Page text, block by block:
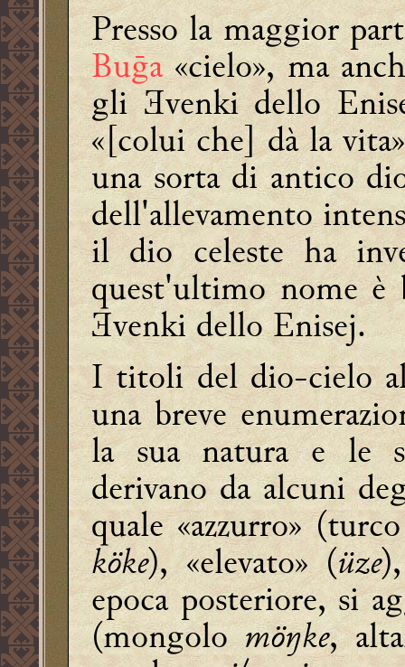
Presso la maggior
Buḡa«cielo», ma
gli Ǝvenki dello
«[colui che] dà la
una sorta di antico
dell'allevamento
il dio celeste ha
quest'ultimo nome è
Ǝvenki dello Enisej.
I titoli del dio-cielo
una breve
la sua natura e le
derivano da alcuni
quale «azzurro» (turco
köke), «elevato» (üze
epoca posteriore, si
(mongolomöŋke,